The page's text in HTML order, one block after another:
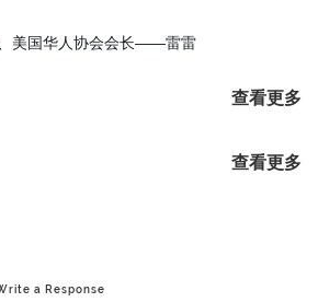
美国华人协会会长――雷雷
查看更多
查看更多
a Response